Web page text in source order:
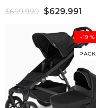
$699.990 $629.991
-19 %
PACK